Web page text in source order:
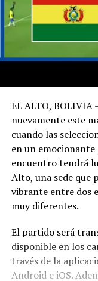
EL ALTO, BOLIVIA
nuevamente este
cuando las
en un
encuentro tendrá
Alto, una sede que
vibrante entre dos
muy diferentes.
El partido será
disponible en los
través de la
Android e iOS.